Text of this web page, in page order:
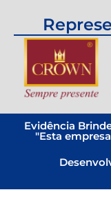
Evidência
"Esta